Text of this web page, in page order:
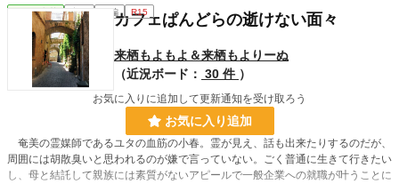
キャラ文芸 完結 長編 R15
カフェぱんどらの逝けない面々
来栖もよもよ＆来栖もよりーぬ
（近況ボード： 30 件 ）
お気に入りに追加して更新通知を受け取ろう
お気に入り追加
奄美の霊媒師であるユタの血筋の小春。霊が見え、話も出来たりするのだが、
周囲には胡散臭いと思われるのが嫌で言っていない。ごく普通に生きて行きたい
し、母と結託して親族には素質がないアピールで一般企業への就職が叶うことに